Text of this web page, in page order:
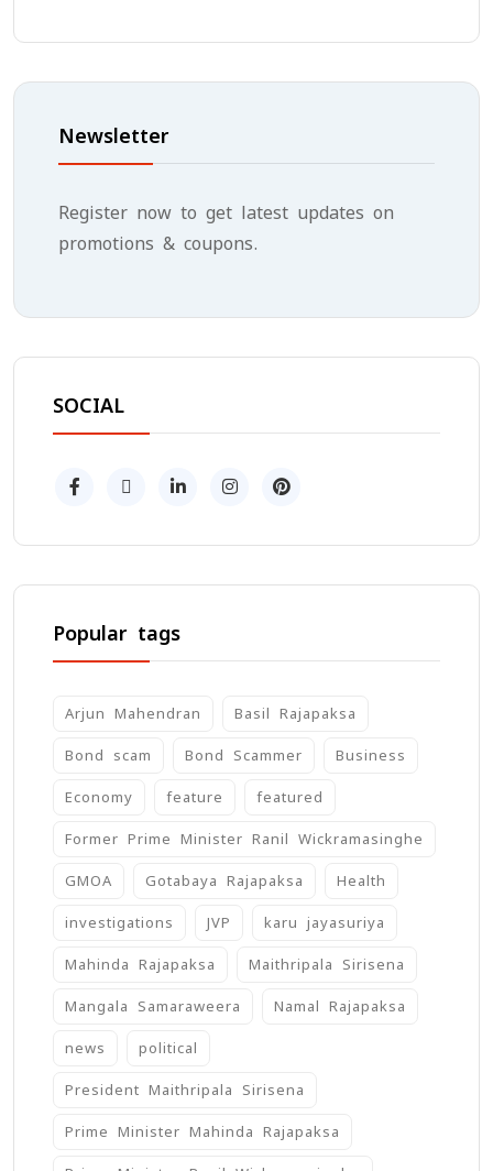
Newsletter
Register now to get latest updates on
promotions & coupons.
SOCIAL
Popular tags
Arjun Mahendran Basil Rajapaksa
Bond scam Bond Scammer Business
Economy feature featured
Former Prime Minister Ranil Wickramasinghe
GMOA Gotabaya Rajapaksa Health
investigations JVP karu jayasuriya
Mahinda Rajapaksa Maithripala Sirisena
Mangala Samaraweera Namal Rajapaksa
news political
President Maithripala Sirisena
Prime Minister Mahinda Rajapaksa